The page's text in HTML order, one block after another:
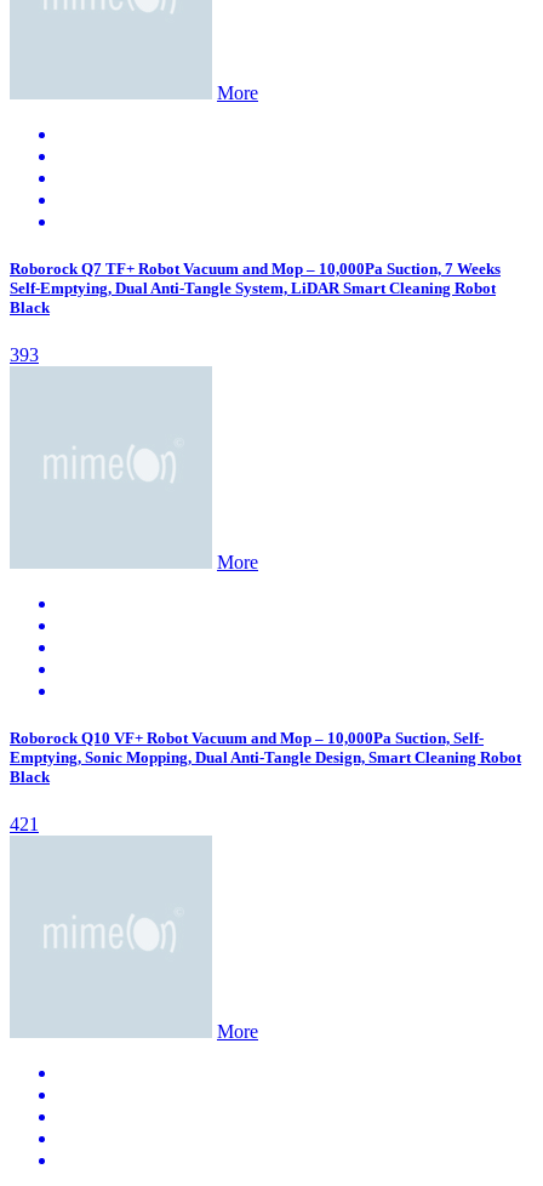
More
Roborock Q7 TF+ Robot Vacuum and Mop – 10,000Pa Suction, 7 Weeks
Self-Emptying, Dual Anti-Tangle System, LiDAR Smart Cleaning Robot
Black
393
More
Roborock Q10 VF+ Robot Vacuum and Mop – 10,000Pa Suction, Self-
Emptying, Sonic Mopping, Dual Anti-Tangle Design, Smart Cleaning Robot
Black
421
More